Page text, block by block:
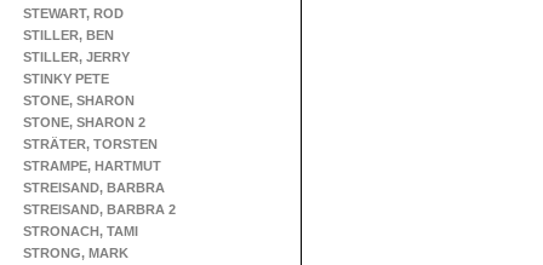
STEWART, ROD
STILLER, BEN
STILLER, JERRY
STINKY PETE
STONE, SHARON
STONE, SHARON 2
STRÄTER, TORSTEN
STRAMPE, HARTMUT
STREISAND, BARBRA
STREISAND, BARBRA 2
STRONACH, TAMI
STRONG, MARK